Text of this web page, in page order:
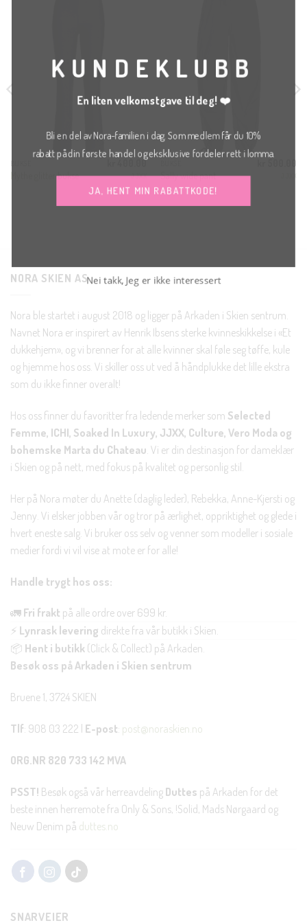
BUKSE
Mythe glitter bukse
400.00
JJXX Sally wide pant
500.00
NORA SKIEN AS
Nora ble startet i august 2018 og ligger på Arkaden i Skien sentrum.
Navnet Nora er inspirert av Henrik Ibsens sterke kvinneskikkelse i «Et
dukkehjem», og vi brenner for at alle kvinner skal føle seg tøffe, kule
og hjemme hos oss. Vi skiller oss ut ved å håndplukke det lille ekstra
som du ikke finner overalt!
Hos oss finner du favoritter fra ledende merker som Selected
Femme, ICHI, Soaked In Luxury, JJXX, Culture, Vero Moda og
bohemske Marta du Chateau. Vi er din destinasjon for dameklær
i Skien og på nett, med fokus på kvalitet og personlig stil.
Her på Nora møter du Anette (daglig leder), Rebekka, Anne-Kjersti og
Jenny. Vi elsker jobben vår og tror på ærlighet, oppriktighet og glede i
hvert eneste salg. Vi bruker oss selv og venner som modeller i sosiale
medier fordi vi vil vise at mote er for alle!
Handle trygt hos oss:
🚛 Fri frakt på alle ordre over 699 kr.
⚡ Lynrask levering direkte fra vår butikk i Skien.
📦 Hent i butikk (Click & Collect) på Arkaden.
Besøk oss på Arkaden i Skien sentrum
Bruene 1, 3724 SKIEN
Tlf: 908 03 222 | E-post: post@noraskien.no
ORG.NR 820 733 142 MVA
PSST! Besøk også vår herreavdeling Duttes på Arkaden for det
beste innen herremote fra Only & Sons, !Solid, Mads Nørgaard og
Neuw Denim på duttes.no
SNARVEIER
KUNDEKLUBB
En liten velkomstgave til deg! ❤️
Bli en del av Nora-familien i dag. Som medlem får du 10%
rabatt på din første handel og eksklusive fordeler rett i lomma.
JA, HENT MIN RABATTKODE!
Nei takk, Jeg er ikke interessert